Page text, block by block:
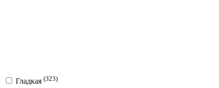
Гладкая (323)